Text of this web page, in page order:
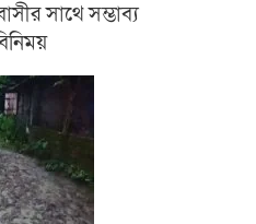
সাথে সম্ভাব্য